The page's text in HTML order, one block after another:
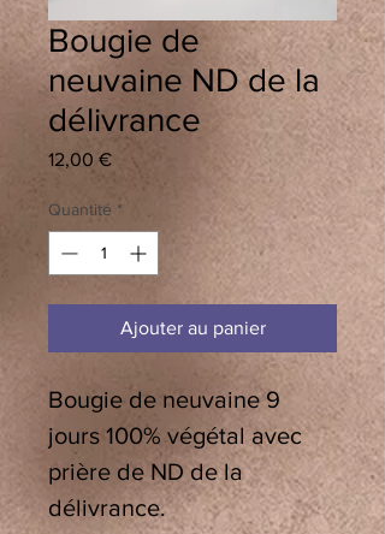
Bougie de
neuvaine ND de la
délivrance
12,00 €Prix
Quantité *
Ajouter au panier
Bougie de neuvaine 9
jours 100% végétal avec
prière de ND de la
délivrance.